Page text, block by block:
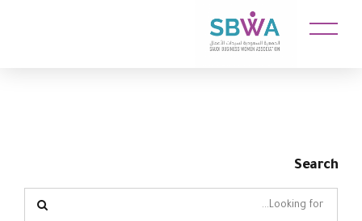
Search